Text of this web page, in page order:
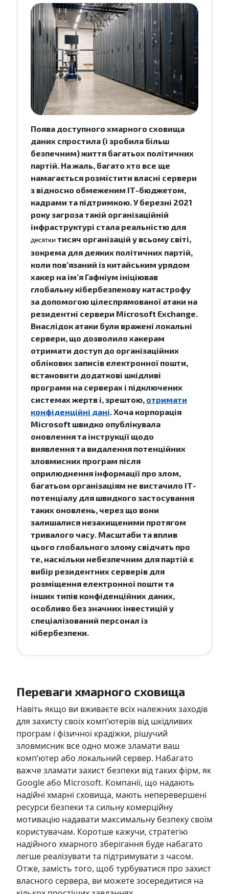
Поява доступного хмарного сховища
даних спростила (і зробила більш
безпечним) життя багатьох політичних
партій. На жаль, багато хто все ще
намагається розмістити власні сервери
з відносно обмеженим ІТ-бюджетом,
кадрами та підтримкою. У березні 2021
року загроза такій організаційній
інфраструктурі стала реальністю для
десятки тисяч організацій у всьому світі,
зокрема для деяких політичних партій,
коли пов’язаний із китайським урядом
хакер на ім’я Гафніум ініціював
глобальну кібербезпекову катастрофу
за допомогою цілеспрямованої атаки на
резидентні сервери Microsoft Exchange.
Внаслідок атаки були вражені локальні
сервери, що дозволило хакерам
отримати доступ до організаційних
облікових записів електронної пошти,
встановити додаткові шкідливі
програми на серверах і підключених
системах жертв і, зрештою, отримати
конфіденційні дані. Хоча корпорація
Microsoft швидко опублікувала
оновлення та інструкції щодо
виявлення та видалення потенційних
зловмисних програм після
оприлюднення інформації про злом,
багатьом організаціям не вистачило ІТ-
потенціалу для швидкого застосування
таких оновлень, через що вони
залишалися незахищеними протягом
тривалого часу. Масштаби та вплив
цього глобального злому свідчать про
те, наскільки небезпечним для партій є
вибір резидентних серверів для
розміщення електронної пошти та
інших типів конфіденційних даних,
особливо без значних інвестицій у
спеціалізований персонал із
кібербезпеки.
Переваги хмарного сховища
Навіть якщо ви вживаєте всіх належних заходів
для захисту своїх комп’ютерів від шкідливих
програм і фізичної крадіжки, рішучий
зловмисник все одно може зламати ваш
комп’ютер або локальний сервер. Набагато
важче зламати захист безпеки від таких фірм, як
Google або Microsoft. Компанії, що надають
надійні хмарні сховища, мають неперевершені
ресурси безпеки та сильну комерційну
мотивацію надавати максимальну безпеку своїм
користувачам. Коротше кажучи, стратегію
надійного хмарного зберігання буде набагато
легше реалізувати та підтримувати з часом.
Отже, замість того, щоб турбуватися про захист
власного сервера, ви можете зосередитися на